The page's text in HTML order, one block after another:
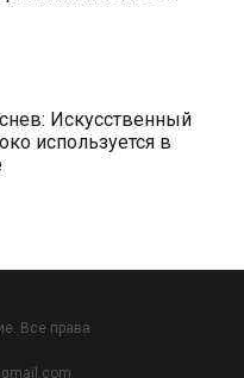
Искусственный
используется в
Все права